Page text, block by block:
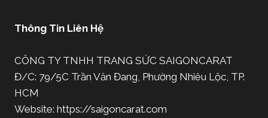
Thông Tin Liên Hệ
CÔNG TY TNHH TRANG SỨC SAIGONCARAT
Đ/C: 79/5C Trần Văn Đang, Phường Nhiêu Lộc, TP.
HCM
Website: https://saigoncarat.com